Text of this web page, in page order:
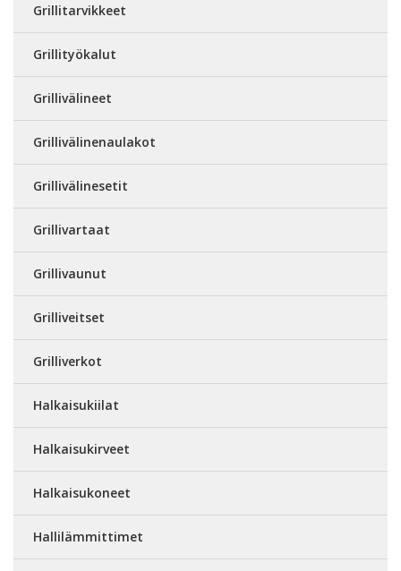
Grillitarvikkeet
Grillityökalut
Grillivälineet
Grillivälinenaulakot
Grillivälinesetit
Grillivartaat
Grillivaunut
Grilliveitset
Grilliverkot
Halkaisukiilat
Halkaisukirveet
Halkaisukoneet
Hallilämmittimet